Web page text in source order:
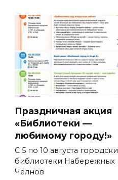
Праздничная акция
«Библиотеки —
любимому городу!»
С 5 по 10 августа
библиотеки Набережных
Челнов